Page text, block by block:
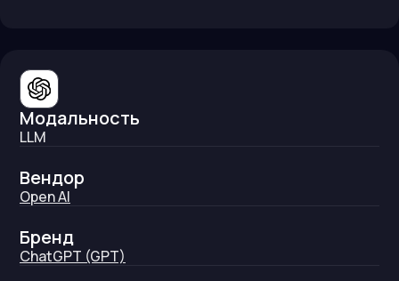
Модальность
LLM
Вендор
Open AI
Бренд
ChatGPT (GPT)